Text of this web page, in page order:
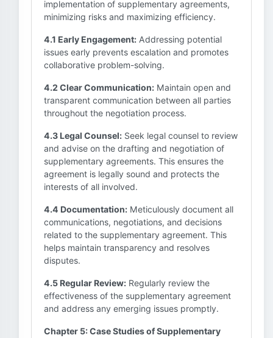
implementation of supplementary agreements,
minimizing risks and maximizing efficiency.
4.1 Early Engagement: Addressing potential
issues early prevents escalation and promotes
collaborative problem-solving.
4.2 Clear Communication: Maintain open and
transparent communication between all parties
throughout the negotiation process.
4.3 Legal Counsel: Seek legal counsel to review
and advise on the drafting and negotiation of
supplementary agreements. This ensures the
agreement is legally sound and protects the
interests of all involved.
4.4 Documentation: Meticulously document all
communications, negotiations, and decisions
related to the supplementary agreement. This
helps maintain transparency and resolves
disputes.
4.5 Regular Review: Regularly review the
effectiveness of the supplementary agreement
and address any emerging issues promptly.
Chapter 5: Case Studies of Supplementary